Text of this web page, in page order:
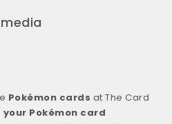
Pokémon cards at The Card
Pokémon card